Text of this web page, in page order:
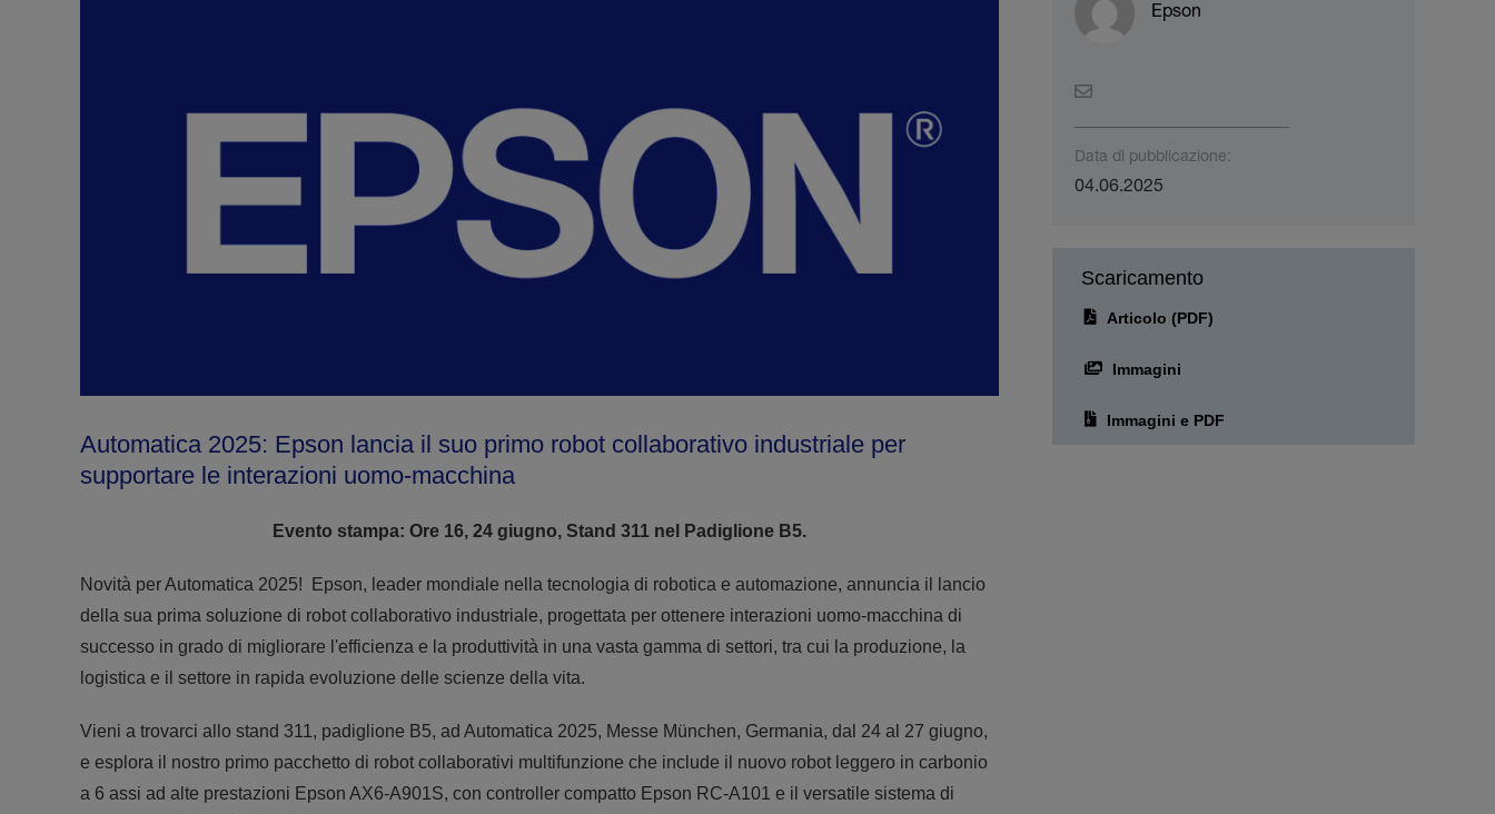
Automatica 2025: Epson lancia il suo primo robot collaborativo industriale per
supportare le interazioni uomo-macchina
Evento stampa: Ore 16, 24 giugno, Stand 311 nel Padiglione B5.
Novità per Automatica 2025! Epson, leader mondiale nella tecnologia di robotica e automazione, annuncia il lancio
della sua prima soluzione di robot collaborativo industriale, progettata per ottenere interazioni uomo-macchina di
successo in grado di migliorare l'efficienza e la produttività in una vasta gamma di settori, tra cui la produzione, la
logistica e il settore in rapida evoluzione delle scienze della vita.
Vieni a trovarci allo stand 311, padiglione B5, ad Automatica 2025, Messe München, Germania, dal 24 al 27 giugno,
e esplora il nostro primo pacchetto di robot collaborativi multifunzione che include il nuovo robot leggero in carbonio
a 6 assi ad alte prestazioni Epson AX6-A901S, con controller compatto Epson RC-A101 e il versatile sistema di
Epson
Data di pubblicazione:
04.06.2025
Scaricamento
Articolo (PDF)
Immagini
Immagini e PDF